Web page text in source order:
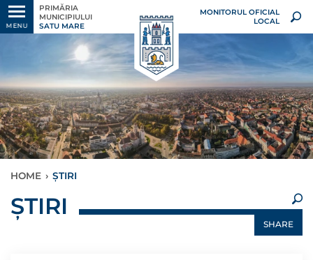
MENU
PRIMĂRIA
MUNICIPIULUI
SATU MARE
MONITORUL OFICIAL
LOCAL
HOME › ȘTIRI
×
ȘTIRI
SHARE